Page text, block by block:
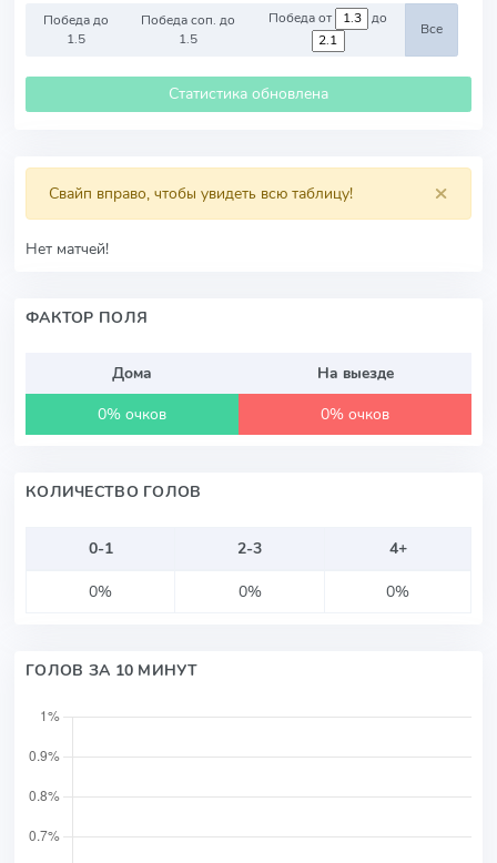
Победа до
1.5
Победа соп. до
1.5
Победа от до
Все
Статистика обновлена
×
Свайп вправо, чтобы увидеть всю таблицу!
Нет матчей!
ФАКТОР ПОЛЯ
Дома
На выезде
0% очков
0% очков
КОЛИЧЕСТВО ГОЛОВ
0-1 2-3
4+
0%
0% 0%
ГОЛОВ ЗА 10 МИНУТ